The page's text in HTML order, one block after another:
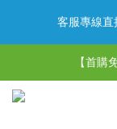
【限
【限時
【首
客服專線